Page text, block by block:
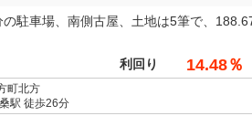
駐車場、南側古屋、土地は5筆で、
利回り 14.48％
町北方
駅 徒歩26分